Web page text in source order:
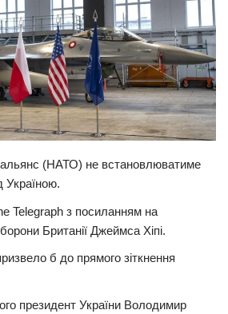
альянс (НАТО) не встановлюватиме
Україною.
Telegraph з посиланням на
Британії Джеймса Хіпі.
б до прямого зіткнення
президент України Володимир